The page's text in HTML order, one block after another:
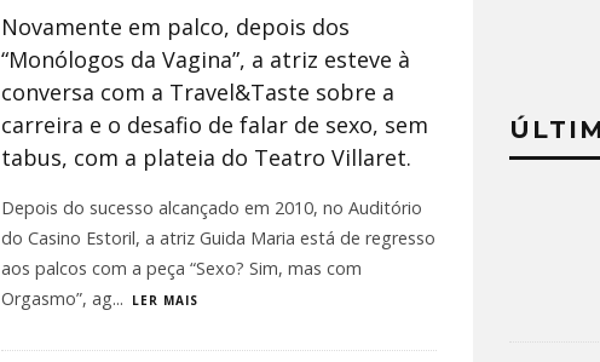
Novamente em palco, depois dos
“Monólogos da Vagina”, a atriz esteve à
conversa com a Travel&Taste sobre a
carreira e o desafio de falar de sexo, sem
tabus, com a plateia do Teatro Villaret.
Depois do sucesso alcançado em 2010, no Auditório
do Casino Estoril, a atriz Guida Maria está de regresso
aos palcos com a peça “Sexo? Sim, mas com
Orgasmo”, ag... LER MAIS